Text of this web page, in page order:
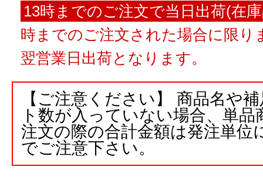
13時までのご注文で当日出荷(在
時までのご注文された場合に限り
翌営業日出荷となります。
【ご注意ください】 商品名や
ト数が入っていない場合、単
注文の際の合計金額は発注単位
でご注意下さい。